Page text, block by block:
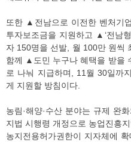
또한 ▲전남으로 이전한 벤처기
투자보조금을 지원하고 ▲‘전남
자 150명을 선발, 월 100만 원씩
함께 ▲도민 누구나 혜택을 받을
로 나눠 지급하며, 11월 30일까
게 지원할 방침이다.
농림·해양·수산 분야는 규제 완
지법 시행령 개정으로 농업진흥
농지전용허가권한이 지자체에